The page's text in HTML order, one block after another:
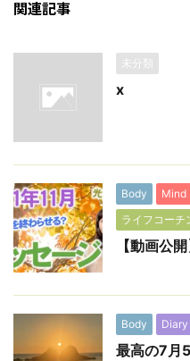
関連記事
未分類
x
Body Mind
ライフコーチ
【動画公
Body Diary
最高の7月5